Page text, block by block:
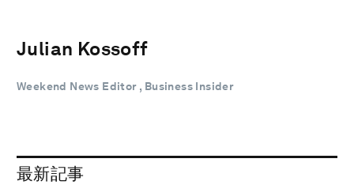
Julian Kossoff
Weekend News Editor , Business Insider
最新記事